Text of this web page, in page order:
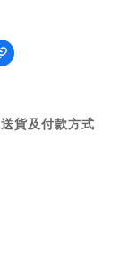
送貨及付款方式